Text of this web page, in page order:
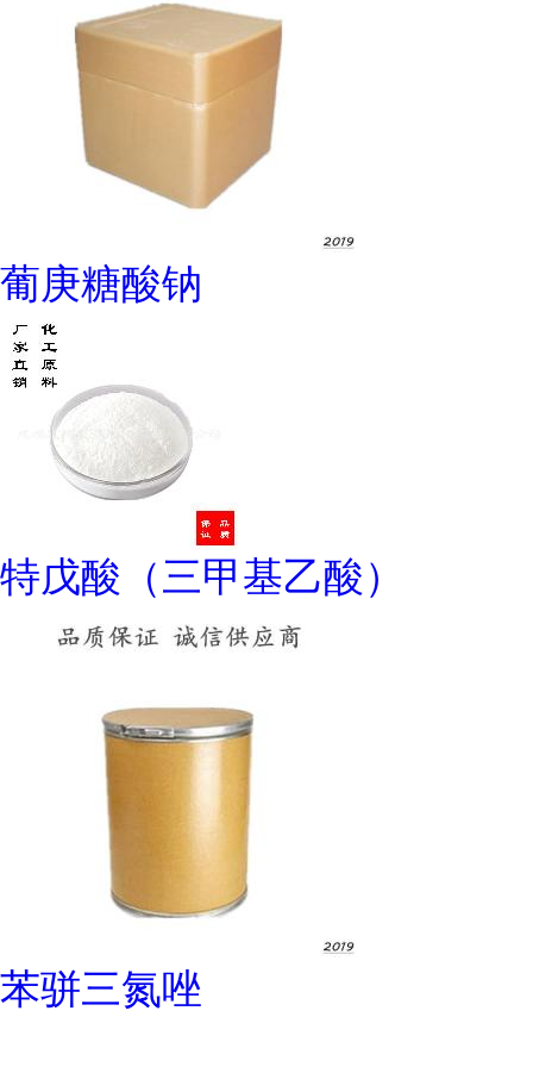
葡庚糖酸钠
特戊酸（三甲基乙酸）
苯骈三氮唑